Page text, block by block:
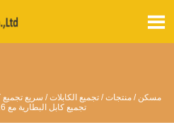

مسكن / منتجات/ تجميع الكابلات/ سريع تجميع
4 AWG تجميع كابل البطارية مع 5/16 "حلقة حلقة لفصل سريع